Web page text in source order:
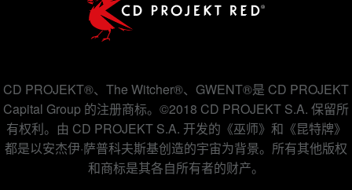
CD PROJEKT®、The Witcher®、GWENT®是 CD PROJEKT
Capital Group 的注册商标。©2018 CD PROJEKT S.A. 保留所
有权利。由 CD PROJEKT S.A. 开发的《巫师》和《昆特牌》
都是以安杰伊·萨普科夫斯基创造的宇宙为背景。所有其他版权
和商标是其各自所有者的财产。